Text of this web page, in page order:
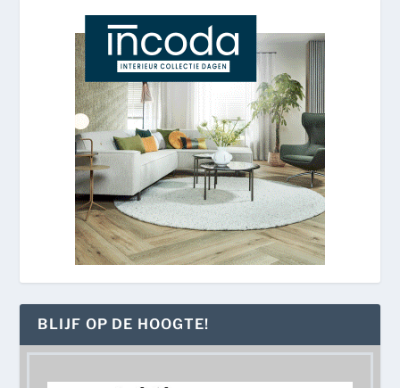
BLIJF OP DE HOOGTE!